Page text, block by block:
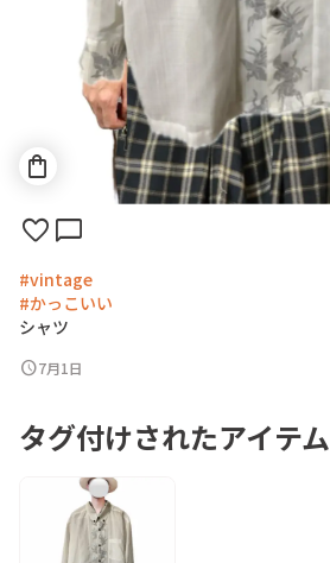
shopping_bag
favoritechat_bubble
#vintage
#かっこいい
シャツ
schedule7月1日
タグ付けされたアイテム